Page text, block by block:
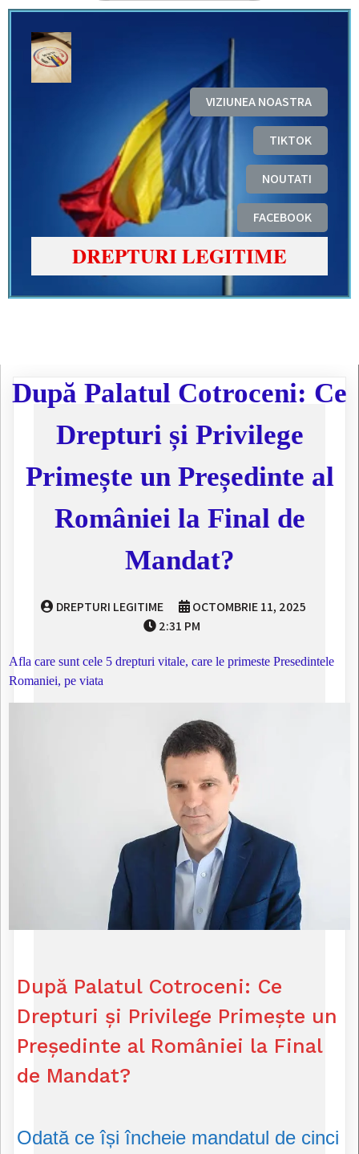
VIZIUNEA NOASTRA
TIKTOK
NOUTATI
FACEBOOK
DREPTURI LEGITIME
După Palatul Cotroceni: Ce
Drepturi și Privilege
Primește un Președinte al
României la Final de
Mandat?
DREPTURI LEGITIME
OCTOMBRIE 11, 2025
2:31 PM
Afla care sunt cele 5 drepturi vitale, care le primeste Presedintele
Romaniei, pe viata
După Palatul Cotroceni: Ce
Drepturi și Privilege Primește un
Președinte al României la Final
de Mandat?
Odată ce își încheie mandatul de cinci